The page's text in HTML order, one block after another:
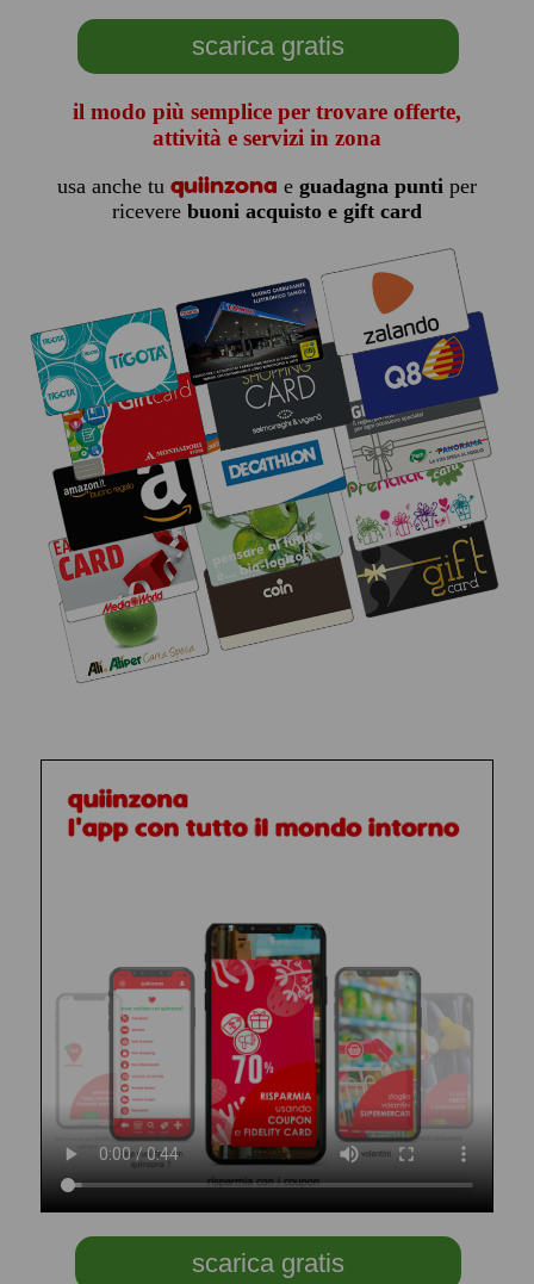
scarica gratis
il modo più semplice per trovare offerte,
attività e servizi in zona
usa anche tu quiinzona e guadagna puntiper
ricevere buoni acquisto e gift card
scarica gratis